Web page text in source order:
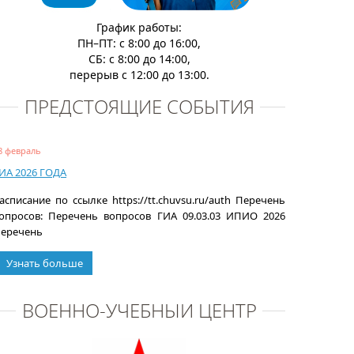
График работы:
ПН–ПТ: с 8:00 до 16:00,
СБ: с 8:00 до 14:00,
перерыв с 12:00 до 13:00.
ПРЕДСТОЯЩИЕ СОБЫТИЯ
февраль
2026 ГОДА
по ссылке https://tt.chuvsu.ru/auth Перечень
Перечень вопросов ГИА 09.03.03 ИПИО 2026
Узнать больше
ВОЕННО-УЧЕБНЫЙ ЦЕНТР